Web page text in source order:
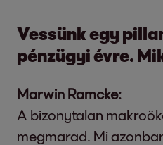
Vessünk egy
pénzügyi évre.
Marwin Ramcke:
A bizonytalan
megmarad. Mi